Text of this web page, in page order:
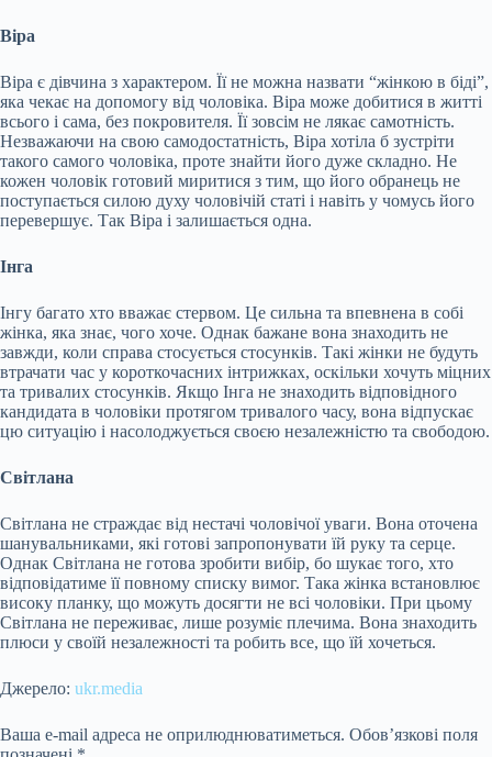
Віра
Віра є дівчина з характером. Її не можна назвати “жінкою в біді”,
яка чекає на допомогу від чоловіка. Віра може добитися в житті
всього і сама, без покровителя. Її зовсім не лякає самотність.
Незважаючи на свою самодостатність, Віра хотіла б зустріти
такого самого чоловіка, проте знайти його дуже складно. Не
кожен чоловік готовий миритися з тим, що його обранець не
поступається силою духу чоловічій статі і навіть у чомусь його
перевершує. Так Віра і залишається одна.
Інга
Інгу багато хто вважає стервом. Це сильна та впевнена в собі
жінка, яка знає, чого хоче. Однак бажане вона знаходить не
завжди, коли справа стосується стосунків. Такі жінки не будуть
втрачати час у короткочасних інтрижках, оскільки хочуть міцних
та тривалих стосунків. Якщо Інга не знаходить відповідного
кандидата в чоловіки протягом тривалого часу, вона відпускає
цю ситуацію і насолоджується своєю незалежністю та свободою.
Світлана
Світлана не страждає від нестачі чоловічої уваги. Вона оточена
шанувальниками, які готові запропонувати їй руку та серце.
Однак Світлана не готова зробити вибір, бо шукає того, хто
відповідатиме її повному списку вимог. Така жінка встановлює
високу планку, що можуть досягти не всі чоловіки. При цьому
Світлана не переживає, лише розуміє плечима. Вона знаходить
плюси у своїй незалежності та робить все, що їй хочеться.
Джерело: ukr.media
Ваша e-mail адреса не оприлюднюватиметься. Обов’язкові поля